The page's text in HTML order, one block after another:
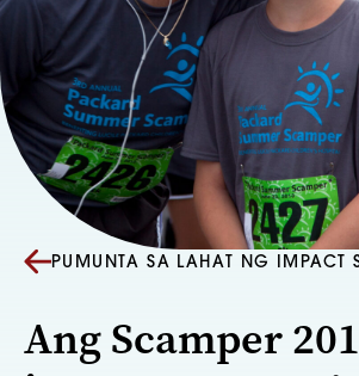
PUMUNTA SA LAHAT NG IMPACT
Ang Scamper